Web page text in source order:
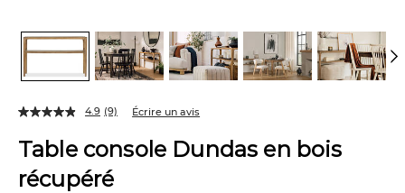
Table console Dundas en bois
récupéré
4.9 (9) Écrire un avis